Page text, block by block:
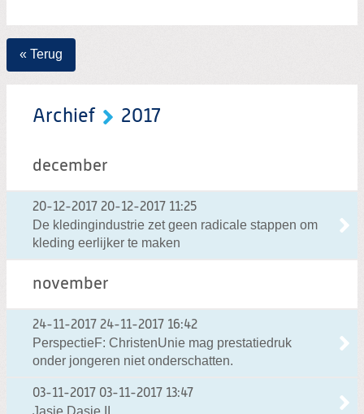
« Terug
Archief 2017
december
20-12-2017 20-12-2017 11:25
De kledingindustrie zet geen radicale stappen om
kleding eerlijker te maken
november
24-11-2017 24-11-2017 16:42
PerspectieF: ChristenUnie mag prestatiedruk
onder jongeren niet onderschatten.
03-11-2017 03-11-2017 13:47
Jasje Dasje II